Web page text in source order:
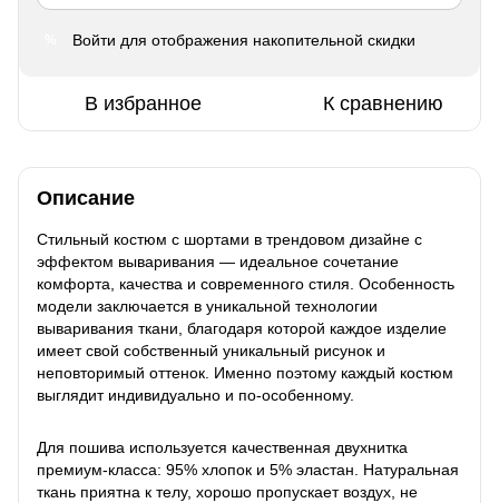
Войти для отображения накопительной скидки
В избранное К сравнению
Описание
Стильный костюм с шортами в трендовом дизайне с
эффектом вываривания — идеальное сочетание
комфорта, качества и современного стиля. Особенность
модели заключается в уникальной технологии
вываривания ткани, благодаря которой каждое изделие
имеет свой собственный уникальный рисунок и
неповторимый оттенок. Именно поэтому каждый костюм
выглядит индивидуально и по-особенному.
Для пошива используется качественная двухнитка
премиум-класса: 95% хлопок и 5% эластан. Натуральная
ткань приятна к телу, хорошо пропускает воздух, не